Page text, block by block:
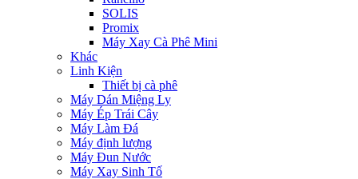
SOLIS
Promix
Máy Xay Cà Phê Mini
Khác
Linh Kiện
Thiết bị cà phê
Máy Dán Miệng Ly
Máy Ép Trái Cây
Máy Làm Đá
Máy định lượng
Máy Đun Nước
Máy Xay Sinh Tố